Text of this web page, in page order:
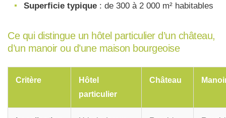
Superficie typique : de 300 à 2 000 m² habitables
Ce qui distingue un hôtel particulier d’un château,
d’un manoir ou d’une maison bourgeoise
Critère
Hôtel
particulier
Château